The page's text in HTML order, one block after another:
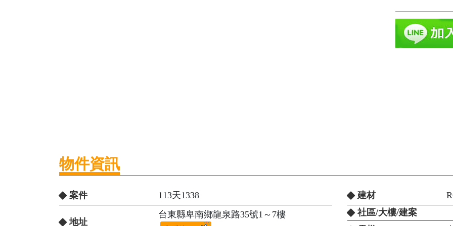
物件資訊
案件 113天1338
地址
台東縣卑南鄉龍泉路35號1～7樓
建材
社區/大樓/建案